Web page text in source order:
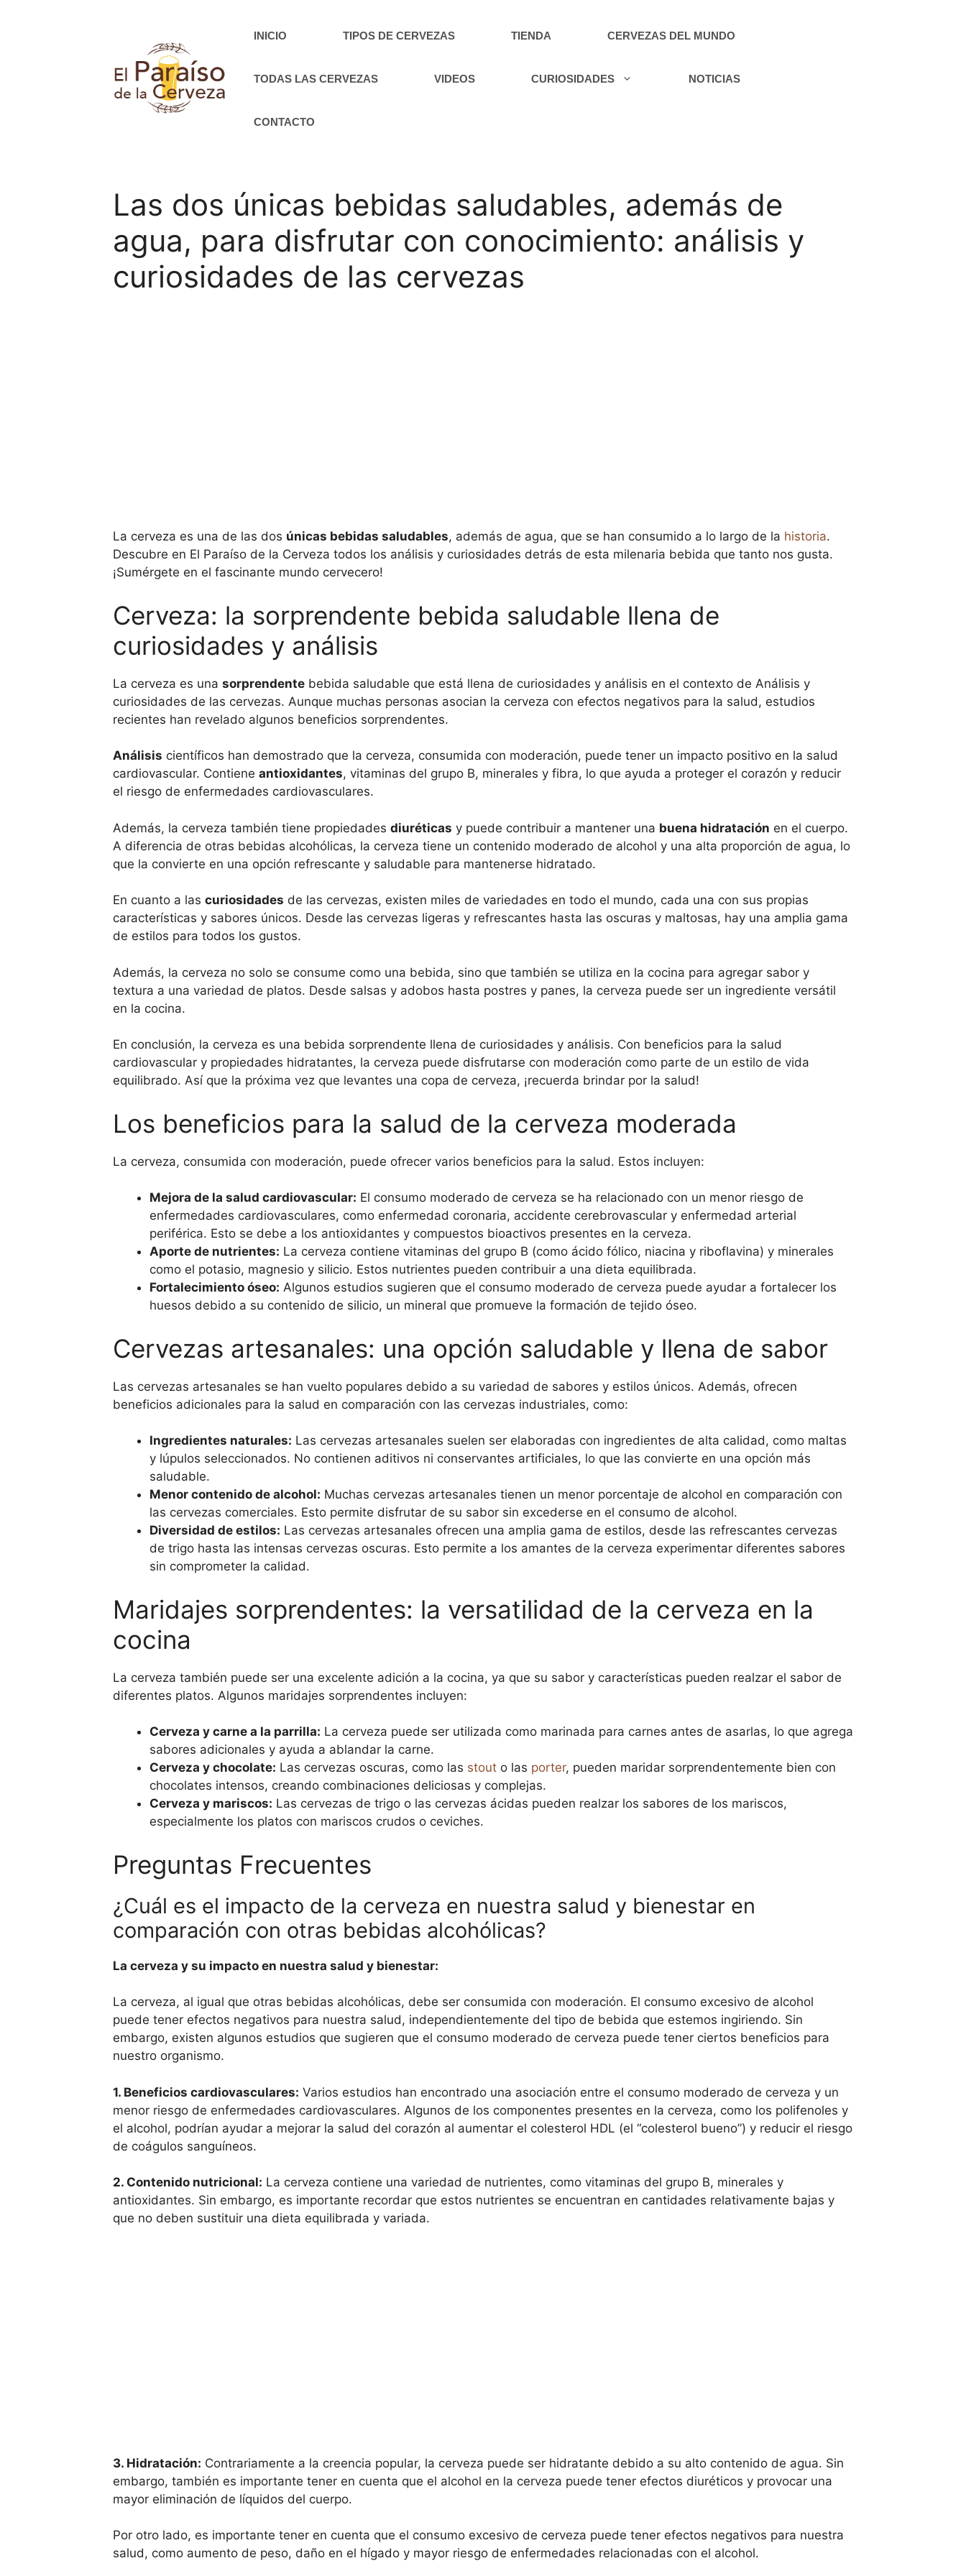
INICIO TIPOS DE CERVEZAS TIENDA CERVEZAS DEL MUNDO
TODAS LAS CERVEZAS VIDEOS CURIOSIDADES NOTICIAS
CONTACTO
Las dos únicas bebidas saludables, además de
agua, para disfrutar con conocimiento: análisis y
curiosidades de las cervezas
La cerveza es una de las dos únicas bebidas saludables, además de agua, que se han consumido a lo largo de la historia.
Descubre en El Paraíso de la Cerveza todos los análisis y curiosidades detrás de esta milenaria bebida que tanto nos gusta.
¡Sumérgete en el fascinante mundo cervecero!
Cerveza: la sorprendente bebida saludable llena de
curiosidades y análisis
La cerveza es una sorprendente bebida saludable que está llena de curiosidades y análisis en el contexto de Análisis y
curiosidades de las cervezas. Aunque muchas personas asocian la cerveza con efectos negativos para la salud, estudios
recientes han revelado algunos beneficios sorprendentes.
Análisis científicos han demostrado que la cerveza, consumida con moderación, puede tener un impacto positivo en la salud
cardiovascular. Contiene antioxidantes, vitaminas del grupo B, minerales y fibra, lo que ayuda a proteger el corazón y reducir
el riesgo de enfermedades cardiovasculares.
Además, la cerveza también tiene propiedades diuréticas y puede contribuir a mantener una buena hidratación en el cuerpo.
A diferencia de otras bebidas alcohólicas, la cerveza tiene un contenido moderado de alcohol y una alta proporción de agua, lo
que la convierte en una opción refrescante y saludable para mantenerse hidratado.
En cuanto a las curiosidades de las cervezas, existen miles de variedades en todo el mundo, cada una con sus propias
características y sabores únicos. Desde las cervezas ligeras y refrescantes hasta las oscuras y maltosas, hay una amplia gama
de estilos para todos los gustos.
Además, la cerveza no solo se consume como una bebida, sino que también se utiliza en la cocina para agregar sabor y
textura a una variedad de platos. Desde salsas y adobos hasta postres y panes, la cerveza puede ser un ingrediente versátil
en la cocina.
En conclusión, la cerveza es una bebida sorprendente llena de curiosidades y análisis. Con beneficios para la salud
cardiovascular y propiedades hidratantes, la cerveza puede disfrutarse con moderación como parte de un estilo de vida
equilibrado. Así que la próxima vez que levantes una copa de cerveza, ¡recuerda brindar por la salud!
Los beneficios para la salud de la cerveza moderada
La cerveza, consumida con moderación, puede ofrecer varios beneficios para la salud. Estos incluyen:
Mejora de la salud cardiovascular: El consumo moderado de cerveza se ha relacionado con un menor riesgo de
enfermedades cardiovasculares, como enfermedad coronaria, accidente cerebrovascular y enfermedad arterial
periférica. Esto se debe a los antioxidantes y compuestos bioactivos presentes en la cerveza.
Aporte de nutrientes: La cerveza contiene vitaminas del grupo B (como ácido fólico, niacina y riboflavina) y minerales
como el potasio, magnesio y silicio. Estos nutrientes pueden contribuir a una dieta equilibrada.
Fortalecimiento óseo: Algunos estudios sugieren que el consumo moderado de cerveza puede ayudar a fortalecer los
huesos debido a su contenido de silicio, un mineral que promueve la formación de tejido óseo.
Cervezas artesanales: una opción saludable y llena de sabor
Las cervezas artesanales se han vuelto populares debido a su variedad de sabores y estilos únicos. Además, ofrecen
beneficios adicionales para la salud en comparación con las cervezas industriales, como:
Ingredientes naturales: Las cervezas artesanales suelen ser elaboradas con ingredientes de alta calidad, como maltas
y lúpulos seleccionados. No contienen aditivos ni conservantes artificiales, lo que las convierte en una opción más
saludable.
Menor contenido de alcohol: Muchas cervezas artesanales tienen un menor porcentaje de alcohol en comparación con
las cervezas comerciales. Esto permite disfrutar de su sabor sin excederse en el consumo de alcohol.
Diversidad de estilos: Las cervezas artesanales ofrecen una amplia gama de estilos, desde las refrescantes cervezas
de trigo hasta las intensas cervezas oscuras. Esto permite a los amantes de la cerveza experimentar diferentes sabores
sin comprometer la calidad.
Maridajes sorprendentes: la versatilidad de la cerveza en la
cocina
La cerveza también puede ser una excelente adición a la cocina, ya que su sabor y características pueden realzar el sabor de
diferentes platos. Algunos maridajes sorprendentes incluyen:
Cerveza y carne a la parrilla: La cerveza puede ser utilizada como marinada para carnes antes de asarlas, lo que agrega
sabores adicionales y ayuda a ablandar la carne.
Cerveza y chocolate: Las cervezas oscuras, como las stout o las porter, pueden maridar sorprendentemente bien con
chocolates intensos, creando combinaciones deliciosas y complejas.
Cerveza y mariscos: Las cervezas de trigo o las cervezas ácidas pueden realzar los sabores de los mariscos,
especialmente los platos con mariscos crudos o ceviches.
Preguntas Frecuentes
¿Cuál es el impacto de la cerveza en nuestra salud y bienestar en
comparación con otras bebidas alcohólicas?
La cerveza y su impacto en nuestra salud y bienestar:
La cerveza, al igual que otras bebidas alcohólicas, debe ser consumida con moderación. El consumo excesivo de alcohol
puede tener efectos negativos para nuestra salud, independientemente del tipo de bebida que estemos ingiriendo. Sin
embargo, existen algunos estudios que sugieren que el consumo moderado de cerveza puede tener ciertos beneficios para
nuestro organismo.
1. Beneficios cardiovasculares: Varios estudios han encontrado una asociación entre el consumo moderado de cerveza y un
menor riesgo de enfermedades cardiovasculares. Algunos de los componentes presentes en la cerveza, como los polifenoles y
el alcohol, podrían ayudar a mejorar la salud del corazón al aumentar el colesterol HDL (el “colesterol bueno”) y reducir el riesgo
de coágulos sanguíneos.
2. Contenido nutricional: La cerveza contiene una variedad de nutrientes, como vitaminas del grupo B, minerales y
antioxidantes. Sin embargo, es importante recordar que estos nutrientes se encuentran en cantidades relativamente bajas y
que no deben sustituir una dieta equilibrada y variada.
3. Hidratación: Contrariamente a la creencia popular, la cerveza puede ser hidratante debido a su alto contenido de agua. Sin
embargo, también es importante tener en cuenta que el alcohol en la cerveza puede tener efectos diuréticos y provocar una
mayor eliminación de líquidos del cuerpo.
Por otro lado, es importante tener en cuenta que el consumo excesivo de cerveza puede tener efectos negativos para nuestra
salud, como aumento de peso, daño en el hígado y mayor riesgo de enfermedades relacionadas con el alcohol.